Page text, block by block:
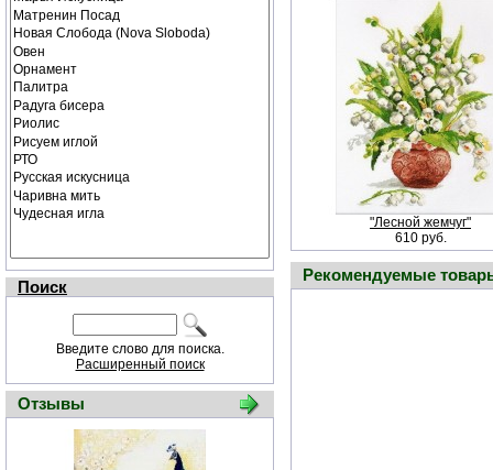
Поиск
Введите слово для поиска.
Расширенный поиск
Отзывы
"Лесной жемчуг"
610 руб.
Рекомендуемые